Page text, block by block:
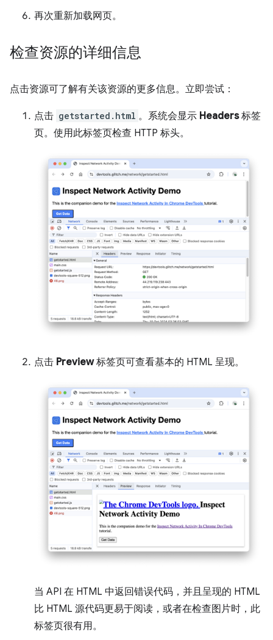
再次重新加载网页。
检查资源的详细信息
点击资源可了解有关该资源的更多信息。立即尝试：
点击 getstarted.html 。系统会显示 Headers标签
页。使用此标签页检查 HTTP 标头。
点击 Preview标签页可查看基本的 HTML 呈现。
当 API 在 HTML 中返回错误代码，并且呈现的 HTML
比 HTML 源代码更易于阅读，或者在检查图片时，此
标签页很有用。